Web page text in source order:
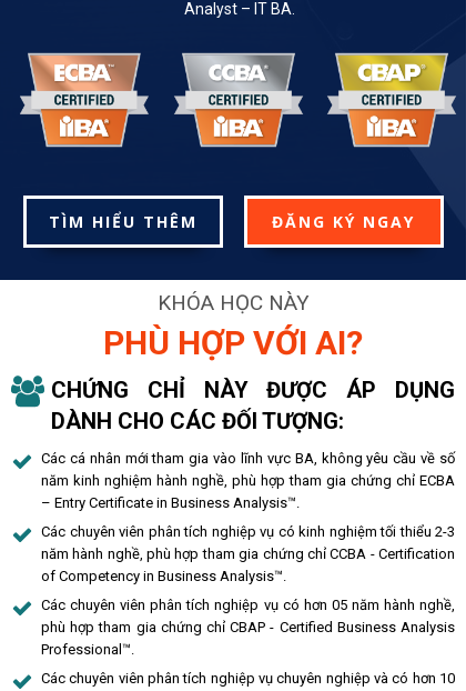
TÌM HIỂU THÊM ĐĂNG KÝ NGAY
Analyst – IT BA.
Các cá nhân mới tham gia vào lĩnh vực BA, không yêu cầu về số
năm kinh nghiệm hành nghề, phù hợp tham gia chứng chỉ ECBA
– Entry Certificate in Business Analysis™.
Các chuyên viên phân tích nghiệp vụ có kinh nghiệm tối thiểu 2-3
năm hành nghề, phù hợp tham gia chứng chỉ CCBA - Certification
of Competency in Business Analysis™.
Các chuyên viên phân tích nghiệp vụ có hơn 05 năm hành nghề,
phù hợp tham gia chứng chỉ CBAP - Certified Business Analysis
Professional™.
Các chuyên viên phân tích nghiệp vụ chuyên nghiệp và có hơn 10
CHỨNG CHỈ NÀY ĐƯỢC ÁP DỤNG
DÀNH CHO CÁC ĐỐI TƯỢNG:
KHÓA HỌC NÀY
PHÙ HỢP VỚI AI?